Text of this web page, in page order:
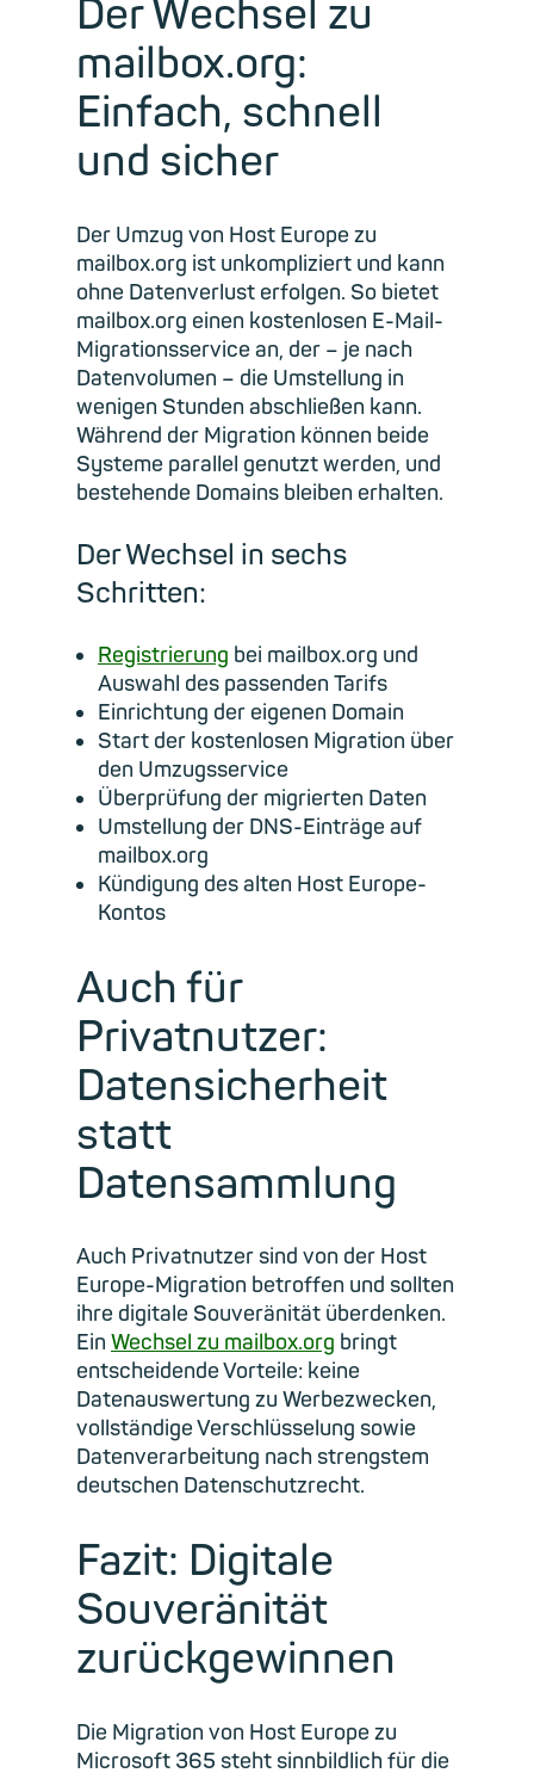
Der Wechsel zu
mailbox.org:
Einfach, schnell
und sicher
Der Umzug von Host Europe zu
mailbox.org ist unkompliziert und kann
ohne Datenverlust erfolgen. So bietet
mailbox.org einen kostenlosen E-Mail-
Migrationsservice an, der – je nach
Datenvolumen – die Umstellung in
wenigen Stunden abschließen kann.
Während der Migration können beide
Systeme parallel genutzt werden, und
bestehende Domains bleiben erhalten.
Der Wechsel in sechs
Schritten:
Registrierung bei mailbox.org und
Auswahl des passenden Tarifs
Einrichtung der eigenen Domain
Start der kostenlosen Migration über
den Umzugsservice
Überprüfung der migrierten Daten
Umstellung der DNS-Einträge auf
mailbox.org
Kündigung des alten Host Europe-
Kontos
Auch für
Privatnutzer:
Datensicherheit
statt
Datensammlung
Auch Privatnutzer sind von der Host
Europe-Migration betroffen und sollten
ihre digitale Souveränität überdenken.
Ein Wechsel zu mailbox.org bringt
entscheidende Vorteile: keine
Datenauswertung zu Werbezwecken,
vollständige Verschlüsselung sowie
Datenverarbeitung nach strengstem
deutschen Datenschutzrecht.
Fazit: Digitale
Souveränität
zurückgewinnen
Die Migration von Host Europe zu
Microsoft 365 steht sinnbildlich für die